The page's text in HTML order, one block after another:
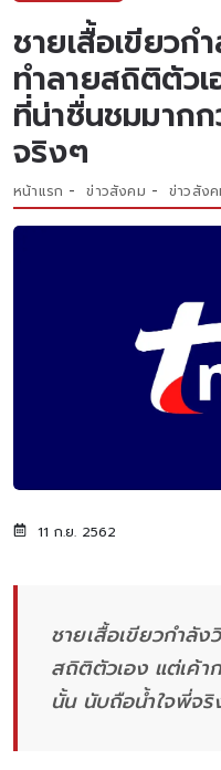
ชายเสื้อเขียวก
ทำลายสถิติตัว
ที่น่าชื่นชมมาก
จริงๆ
หน้าแรก ข่าวสังคม ข่าวสัง
11 ก.ย. 2562
ชายเสื้อเขียวกำลัง
สถิติตัวเอง แต่เค้า
นั้น นับถือน้ำใจพี่จริ